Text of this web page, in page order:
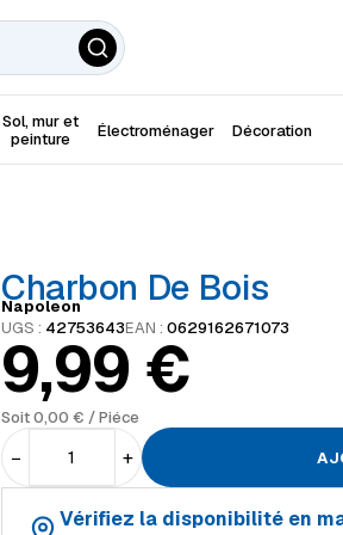
Sol, mur et
peinture
Électroménager Décoration
Charbon De Bois
Napoleon
UGS : 42753643EAN : 0629162671073
9,99 €
Soit0,00 € / Piéce
− +
Vérifiez la disponibilité en